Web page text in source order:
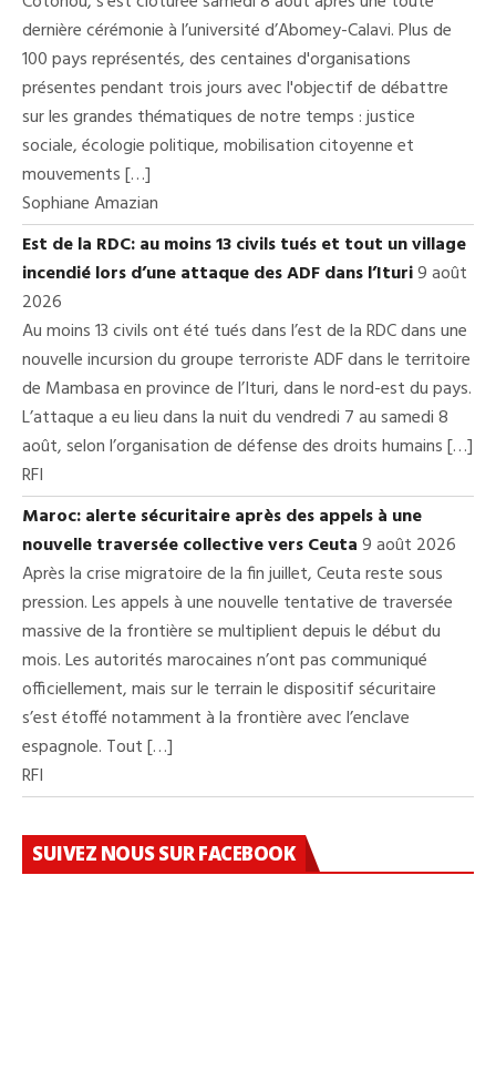
dernière cérémonie à l’université d’Abomey-Calavi. Plus de
100 pays représentés, des centaines d'organisations
présentes pendant trois jours avec l'objectif de débattre
sur les grandes thématiques de notre temps : justice
sociale, écologie politique, mobilisation citoyenne et
mouvements […]
Sophiane Amazian
Est de la RDC: au moins 13 civils tués et tout un village
incendié lors d’une attaque des ADF dans l’Ituri9 août
2026
Au moins 13 civils ont été tués dans l’est de la RDC dans une
nouvelle incursion du groupe terroriste ADF dans le territoire
de Mambasa en province de l’Ituri, dans le nord-est du pays.
L’attaque a eu lieu dans la nuit du vendredi 7 au samedi 8
août, selon l’organisation de défense des droits humains […]
RFI
Maroc: alerte sécuritaire après des appels à une
nouvelle traversée collective vers Ceuta9 août 2026
Après la crise migratoire de la fin juillet, Ceuta reste sous
pression. Les appels à une nouvelle tentative de traversée
massive de la frontière se multiplient depuis le début du
mois. Les autorités marocaines n’ont pas communiqué
officiellement, mais sur le terrain le dispositif sécuritaire
s’est étoffé notamment à la frontière avec l’enclave
espagnole. Tout […]
RFI
SUIVEZ NOUS SUR FACEBOOK